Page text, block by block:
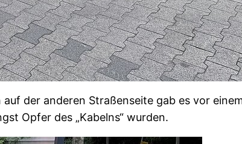
der anderen Straßenseite gab es vor
Opfer des „Kabelns“ wurden.